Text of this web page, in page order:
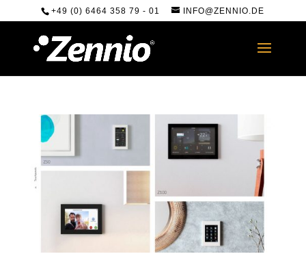
+49 (0) 6464 358 79 - 01 INFO@ZENNIO.DE